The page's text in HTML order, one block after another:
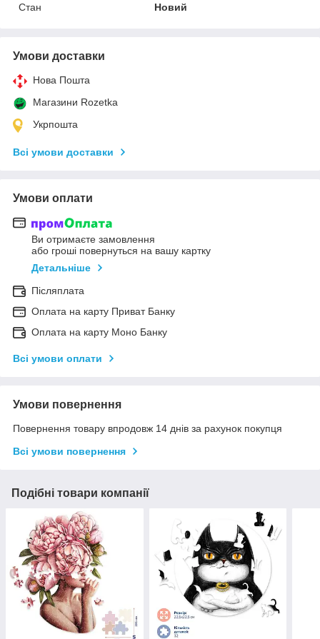
Стан
Новий
Умови доставки
Нова Пошта
Магазини Rozetka
Укрпошта
Всі умови доставки
Умови оплати
Ви отримаєте замовлення
або гроші повернуться на вашу картку
Детальніше
Післяплата
Оплата на карту Приват Банку
Оплата на карту Моно Банку
Всі умови оплати
Умови повернення
Повернення товару впродовж 14 днів за рахунок покупця
Всі умови повернення
Подібні товари компанії